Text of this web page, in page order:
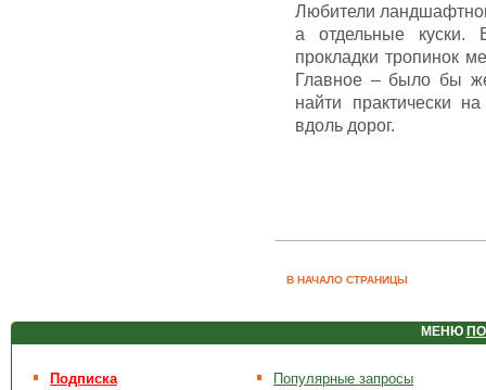
Любители
а отдельные куски.
прокладки тропинок
Главное – было бы
найти практически
вдоль дорог.
В НАЧАЛО СТРАНИЦЫ
МЕНЮ
Подписка
Популярные запросы